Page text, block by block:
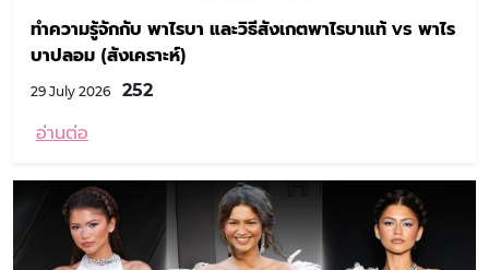
ทำความรู้จักกับ พาไรบา และวิธีสังเกตพาไรบาแท้ vs พาไร
บาปลอม (สังเคราะห์)
29 July 2026 252
อ่านต่อ